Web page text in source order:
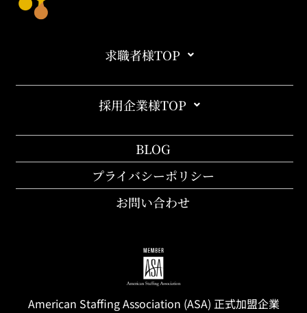
求職者様TOP
採用企業様TOP
BLOG
プライバシーポリシー
お問い合わせ
American StaffingAssociation (ASA) 正式加盟企業